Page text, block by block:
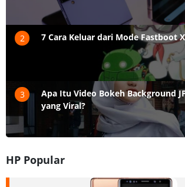
2 7 Cara Keluar dari Mode Fastboot
3
Apa Itu Video Bokeh Background
yang Viral?
HP Popular